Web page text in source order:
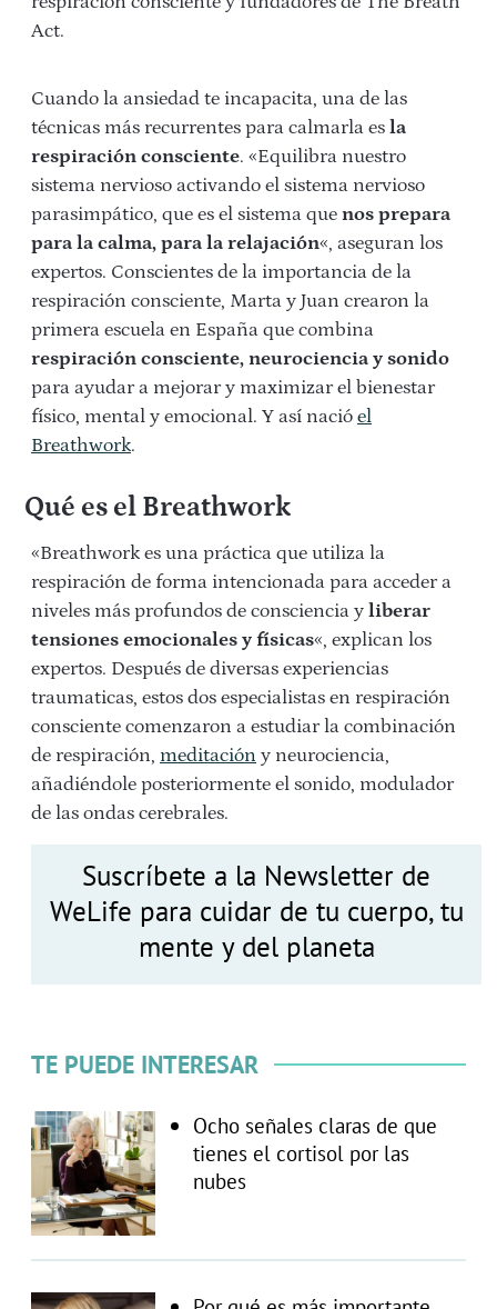
Act.
Cuando la ansiedad te incapacita, una de las
técnicas más recurrentes para calmarla es la
respiración consciente. «Equilibra nuestro
sistema nervioso activando el sistema nervioso
parasimpático, que es el sistema que nos prepara
para la calma, para la relajación«, aseguran los
expertos. Conscientes de la importancia de la
respiración consciente, Marta y Juan crearon la
primera escuela en España que combina
respiración consciente, neurociencia y sonido
para ayudar a mejorar y maximizar el bienestar
físico, mental y emocional. Y así nació el
Breathwork.
Qué es el Breathwork
«Breathwork es una práctica que utiliza la
respiración de forma intencionada para acceder a
niveles más profundos de consciencia y liberar
tensiones emocionales y físicas«, explican los
expertos. Después de diversas experiencias
traumaticas, estos dos especialistas en respiración
consciente comenzaron a estudiar la combinación
de respiración, meditación y neurociencia,
añadiéndole posteriormente el sonido, modulador
de las ondas cerebrales.
Suscríbete a la Newsletter de
WeLife para cuidar de tu cuerpo, tu
mente y del planeta
TE PUEDE INTERESAR
Ocho señales claras de que
tienes el cortisol por las
nubes